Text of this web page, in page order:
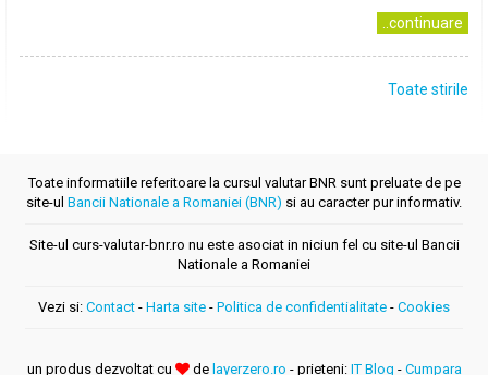
..continuare
Toate stirile
Toate informatiile referitoare la cursul valutar BNR sunt preluate de pe
site-ul Bancii Nationale a Romaniei (BNR) si au caracter pur informativ.
Site-ul curs-valutar-bnr.ro nu este asociat in niciun fel cu site-ul Bancii
Nationale a Romaniei
Vezi si: Contact - Harta site - Politica de confidentialitate - Cookies
un produs dezvoltat cu de layerzero.ro - prieteni: IT Blog - Cumpara